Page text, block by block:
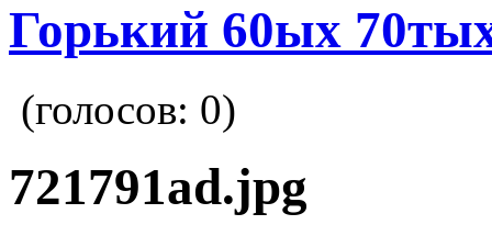
Горький 60ых
(голосов: 0)
721791ad.jpg